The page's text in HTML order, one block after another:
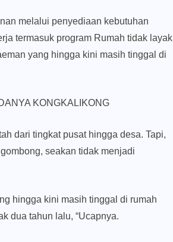
melalui penyediaan kebutuhan
termasuk program Rumah tidak layak
yang hingga kini masih tinggal di
KONGKALIKONG
dari tingkat pusat hingga desa. Tapi,
seakan tidak menjadi
hingga kini masih tinggal di rumah
dua tahun lalu, “Ucapnya.